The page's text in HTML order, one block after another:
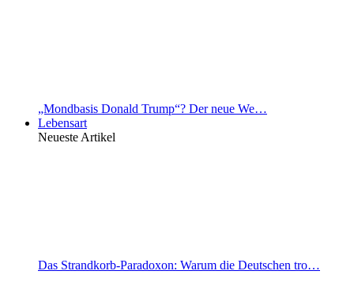
„Mondbasis Donald Trump“? Der neue We…
Lebensart
Neueste Artikel
Das Strandkorb-Paradoxon: Warum die Deutschen tro…